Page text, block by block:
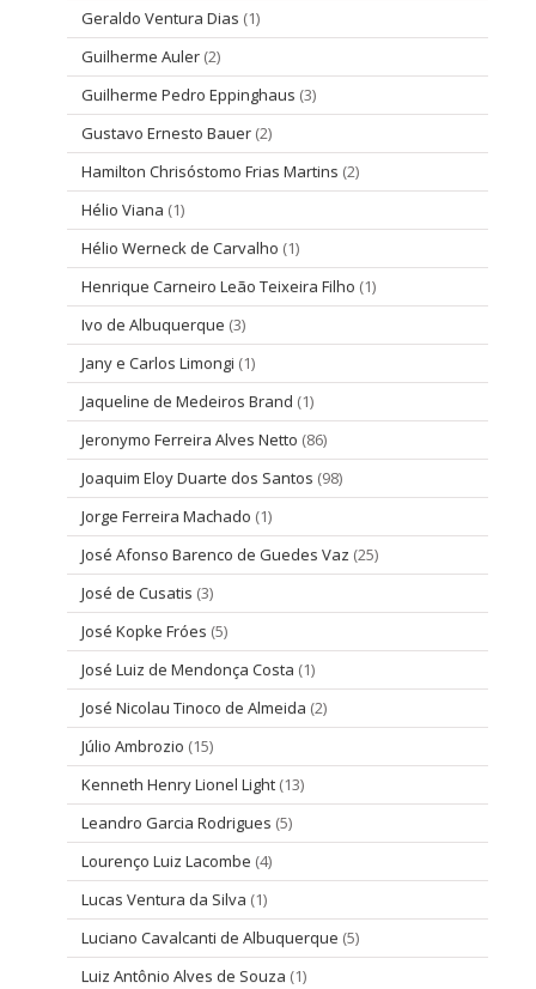
Geraldo Ventura Dias (1)
Guilherme Auler (2)
Guilherme Pedro Eppinghaus (3)
Gustavo Ernesto Bauer (2)
Hamilton Chrisóstomo Frias Martins (2)
Hélio Viana (1)
Hélio Werneck de Carvalho (1)
Henrique Carneiro Leão Teixeira Filho (1)
Ivo de Albuquerque (3)
Jany e Carlos Limongi (1)
Jaqueline de Medeiros Brand (1)
Jeronymo Ferreira Alves Netto (86)
Joaquim Eloy Duarte dos Santos (98)
Jorge Ferreira Machado (1)
José Afonso Barenco de Guedes Vaz (25)
José de Cusatis (3)
José Kopke Fróes (5)
José Luiz de Mendonça Costa (1)
José Nicolau Tinoco de Almeida (2)
Júlio Ambrozio (15)
Kenneth Henry Lionel Light (13)
Leandro Garcia Rodrigues (5)
Lourenço Luiz Lacombe (4)
Lucas Ventura da Silva (1)
Luciano Cavalcanti de Albuquerque (5)
Luiz Antônio Alves de Souza (1)